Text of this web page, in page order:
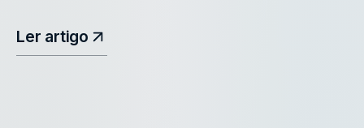
esse número sobe, a margem
Ler artigo